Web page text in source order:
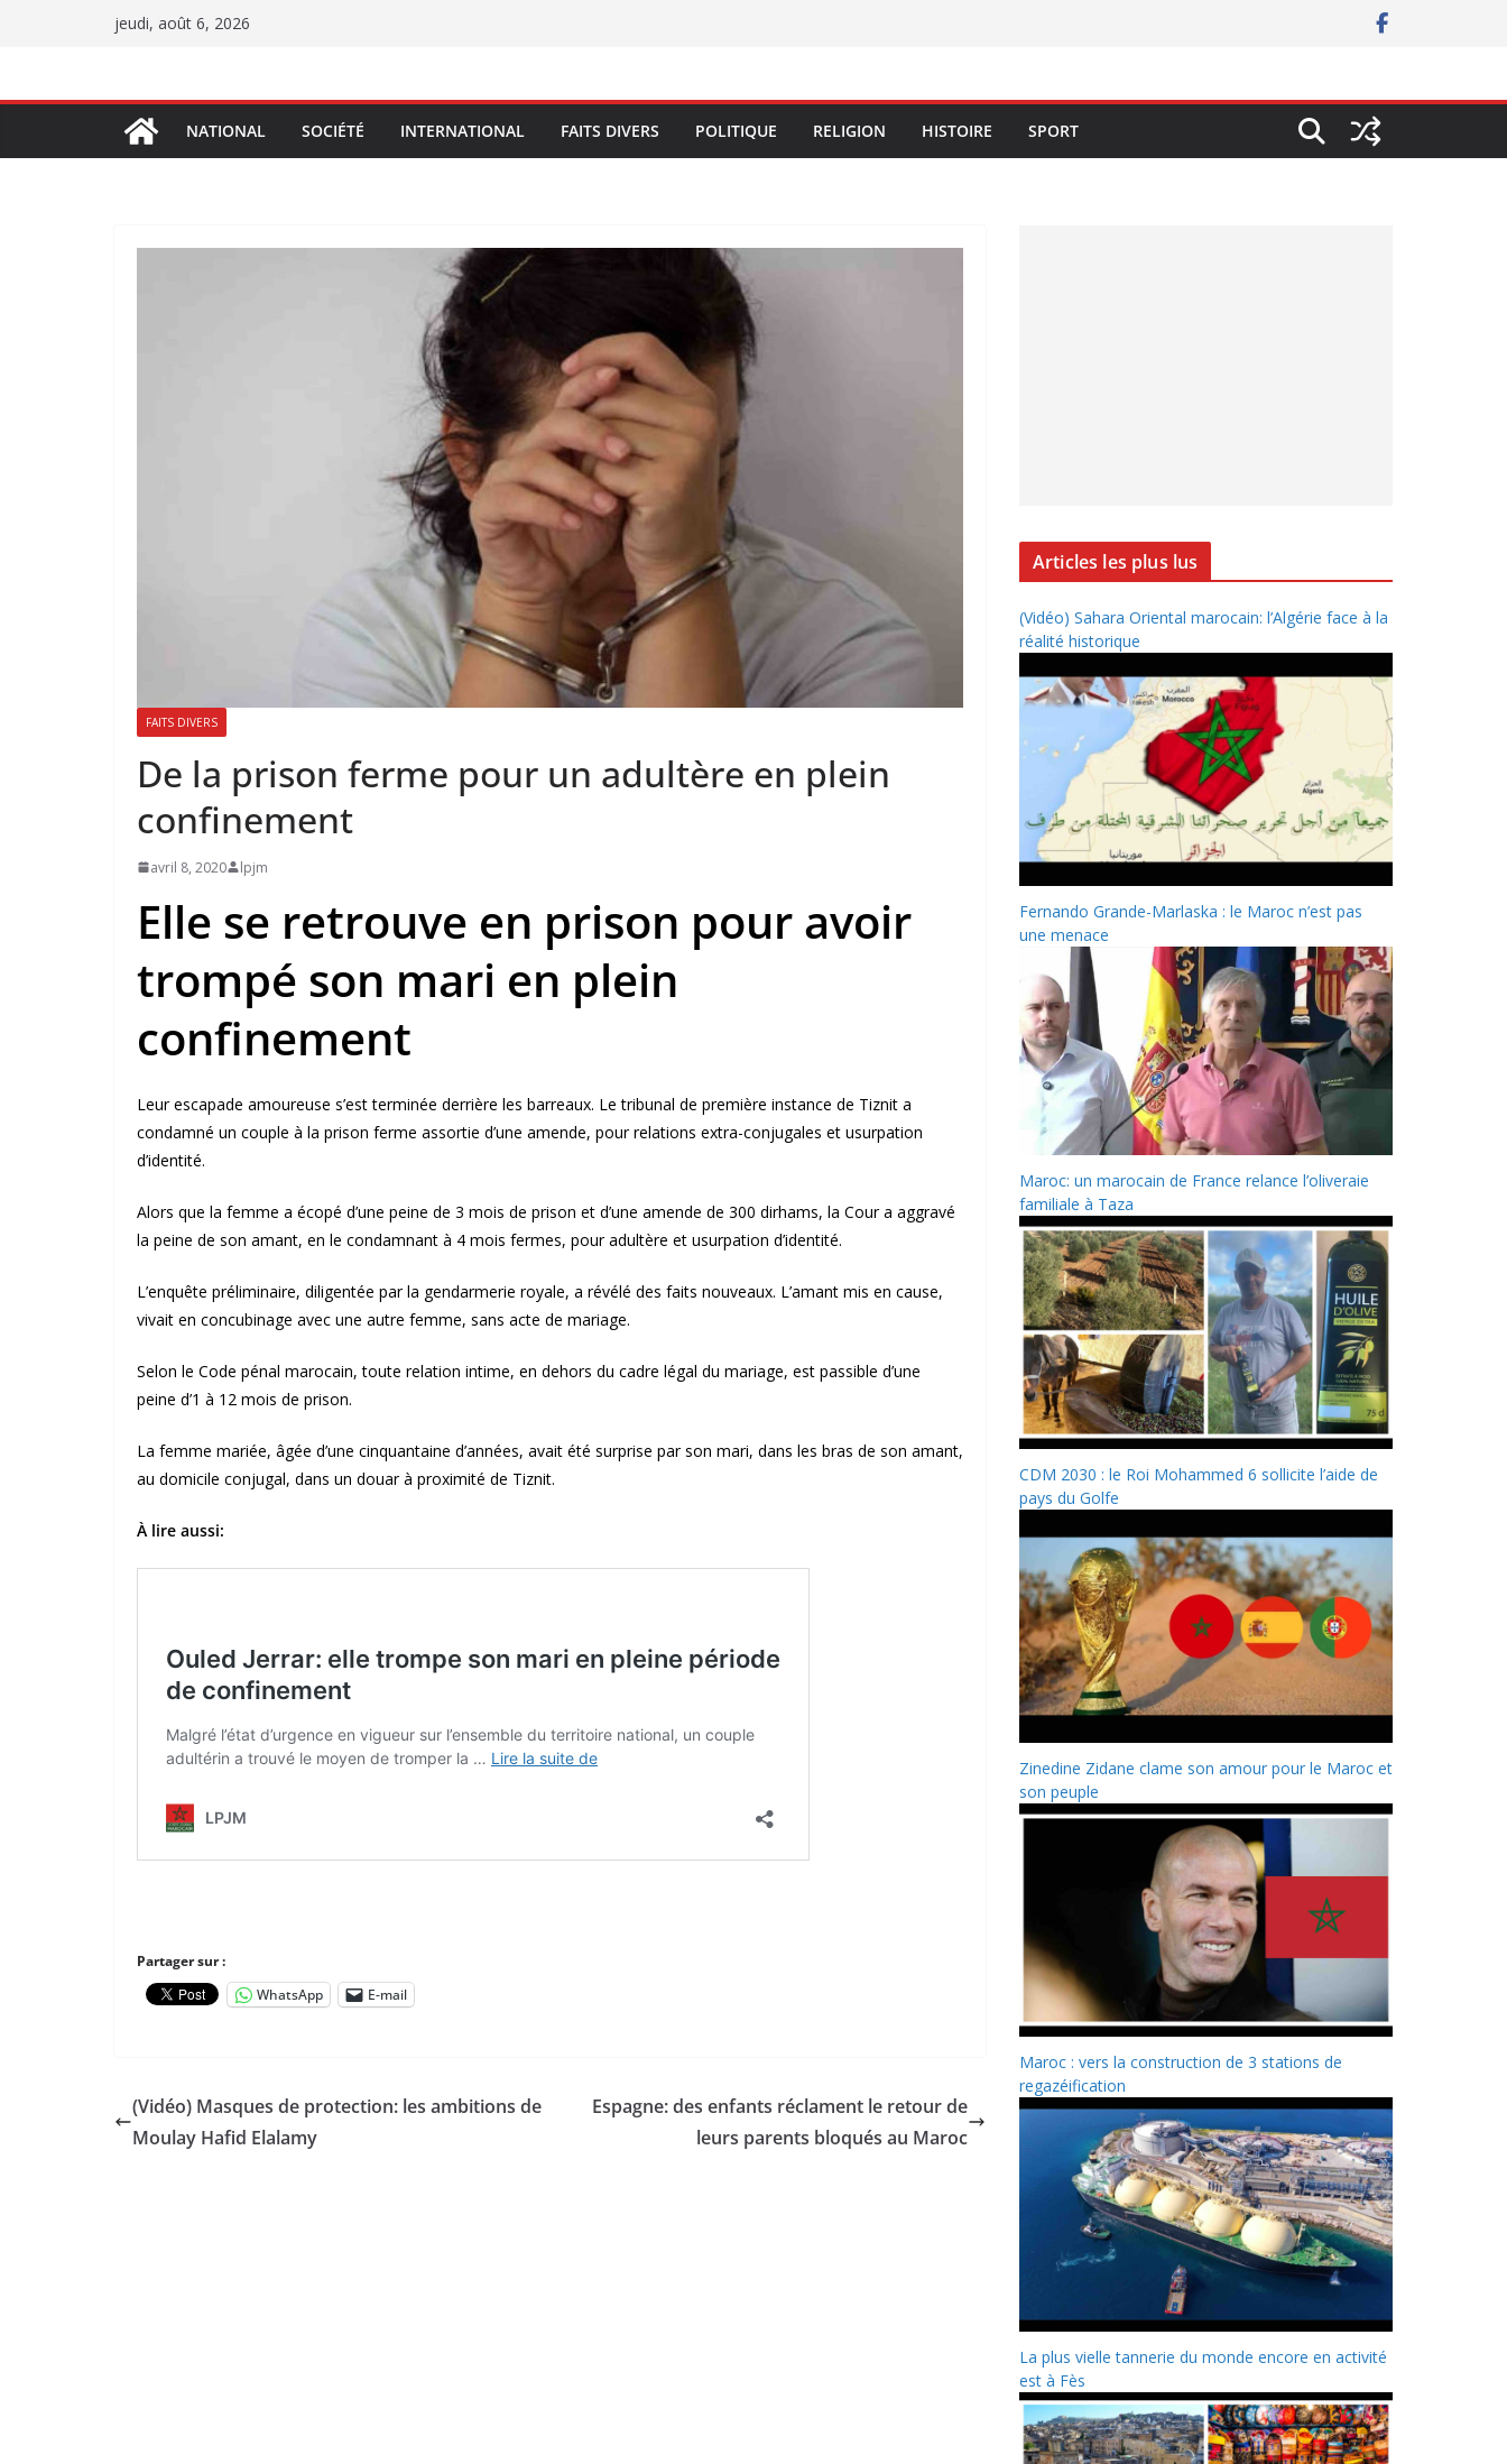
jeudi, août 6, 2026
NATIONAL SOCIÉTÉ INTERNATIONAL FAITS DIVERS POLITIQUE RELIGION HISTOIRE SPORT
FAITS DIVERS
De la prison ferme pour un adultère en plein
confinement
avril 8, 2020 lpjm
Elle se retrouve en prison pour avoir
trompé son mari en plein
confinement
Leur escapade amoureuse s’est terminée derrière les barreaux. Le tribunal de première instance de Tiznit a
condamné un couple à la prison ferme assortie d’une amende, pour relations extra-conjugales et usurpation
d’identité.
Alors que la femme a écopé d’une peine de 3 mois de prison et d’une amende de 300 dirhams, la Cour a aggravé
la peine de son amant, en le condamnant à 4 mois fermes, pour adultère et usurpation d’identité.
L’enquête préliminaire, diligentée par la gendarmerie royale, a révélé des faits nouveaux. L’amant mis en cause,
vivait en concubinage avec une autre femme, sans acte de mariage.
Selon le Code pénal marocain, toute relation intime, en dehors du cadre légal du mariage, est passible d’une
peine d’1 à 12 mois de prison.
La femme mariée, âgée d’une cinquantaine d’années, avait été surprise par son mari, dans les bras de son amant,
au domicile conjugal, dans un douar à proximité de Tiznit.
À lire aussi:
Partager sur :
WhatsApp
E-mail
(Vidéo) Masques de protection: les ambitions de
Moulay Hafid Elalamy
Espagne: des enfants réclament le retour de
leurs parents bloqués au Maroc
Articles les plus lus
(Vidéo) Sahara Oriental marocain: l’Algérie face à la
réalité historique
Fernando Grande-Marlaska : le Maroc n’est pas
une menace
Maroc: un marocain de France relance l’oliveraie
familiale à Taza
CDM 2030 : le Roi Mohammed 6 sollicite l’aide de
pays du Golfe
Zinedine Zidane clame son amour pour le Maroc et
son peuple
Maroc : vers la construction de 3 stations de
regazéification
La plus vielle tannerie du monde encore en activité
est à Fès